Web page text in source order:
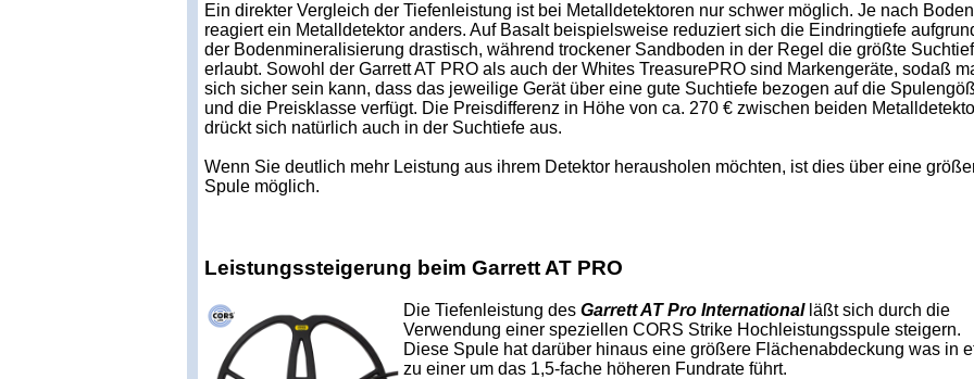
Ein direkter Vergleich der Tiefenleistung ist bei Metalldetektoren nur schwer möglich. Je nach Boden
reagiert ein Metalldetektor anders. Auf Basalt beispielsweise reduziert sich die Eindringtiefe
der Bodenmineralisierung drastisch, während trockener Sandboden in der Regel die größte
erlaubt. Sowohl der Garrett AT PRO als auch der Whites TreasurePRO sind Markengeräte, sodaß
sich sicher sein kann, dass das jeweilige Gerät über eine gute Suchtiefe bezogen auf die
und die Preisklasse verfügt. Die Preisdifferenz in Höhe von ca. 270 € zwischen beiden
drückt sich natürlich auch in der Suchtiefe aus.
Wenn Sie deutlich mehr Leistung aus ihrem Detektor herausholen möchten, ist dies über eine
Spule möglich.
Leistungssteigerung beim Garrett AT PRO
Die Tiefenleistung des Garrett AT Pro Internationalläßt sich durch die
Verwendung einer speziellen CORS Strike Hochleistungsspule steigern.
Diese Spule hat darüber hinaus eine größere Flächenabdeckung was in
zu einer um das 1,5-fache höheren Fundrate führt.